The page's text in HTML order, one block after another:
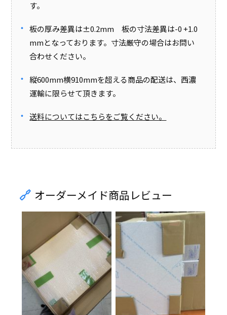
す。
板の厚み差異は±0.2mm 板の寸法差異は-0 +1.0
mmとなっております。寸法厳守の場合はお問い
合わせください。
縦600mm横910mmを超える商品の配送は、西濃
運輸に限らせて頂きます。
送料についてはこちらをご覧ください。
オーダーメイド商品レビュー